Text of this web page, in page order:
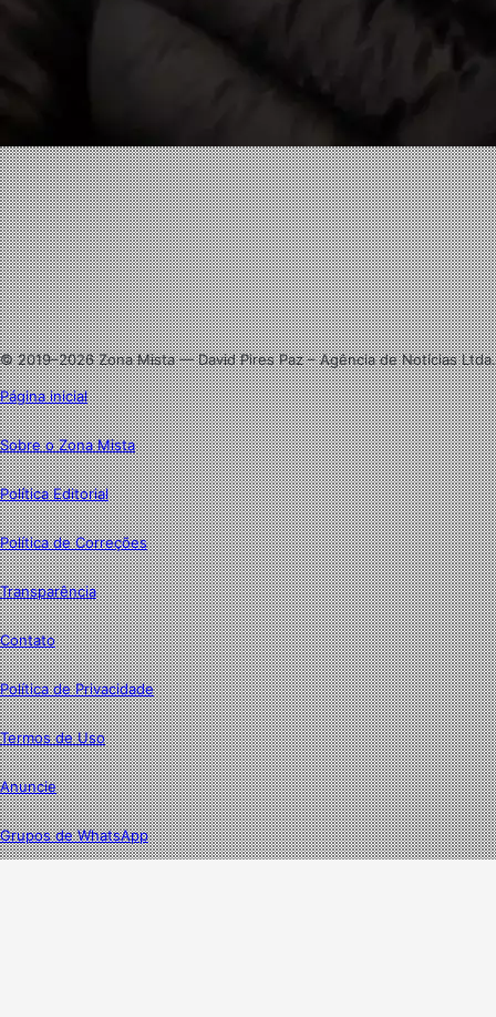
Facebook
X
Linkedin
Instagram
© 2019–2026 Zona Mista — David Pires Paz – Agência de Notícias Ltda.
Página inicial
Sobre o Zona Mista
Política Editorial
Política de Correções
Transparência
Contato
Política de Privacidade
Termos de Uso
Anuncie
Grupos de WhatsApp